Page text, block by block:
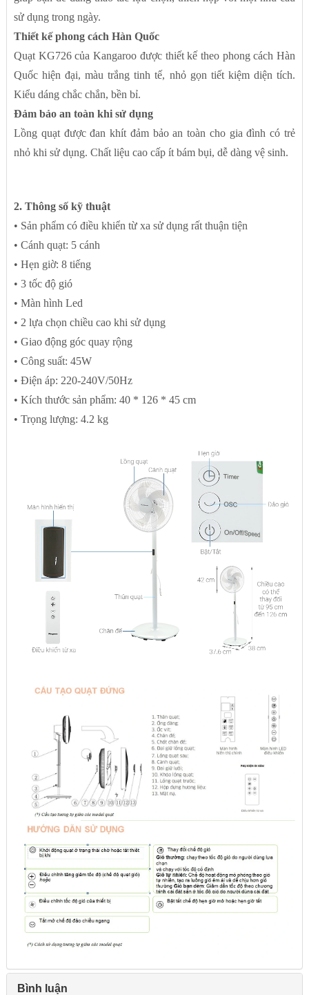
sử dụng trong ngày.
Thiết kế phong cách Hàn Quốc
Quạt KG726 của Kangaroo được thiết kế theo phong cách Hàn
Quốc hiện đại, màu trắng tinh tế, nhỏ gọn tiết kiệm diện tích.
Kiểu dáng chắc chắn, bền bỉ.
Đảm bảo an toàn khi sử dụng
Lồng quạt được đan khít đảm bảo an toàn cho gia đình có trẻ
nhỏ khi sử dụng. Chất liệu cao cấp ít bám bụi, dễ dàng vệ sinh.
2. Thông số kỹ thuật
• Sản phẩm có điều khiển từ xa sử dụng rất thuận tiện
• Cánh quạt: 5 cánh
• Hẹn giờ: 8 tiếng
• 3 tốc độ gió
• Màn hình Led
• 2 lựa chọn chiều cao khi sử dụng
• Giao động góc quay rộng
• Công suất: 45W
• Điện áp: 220-240V/50Hz
• Kích thước sản phẩm: 40 * 126 * 45 cm
• Trọng lượng: 4.2 kg
Bình luận